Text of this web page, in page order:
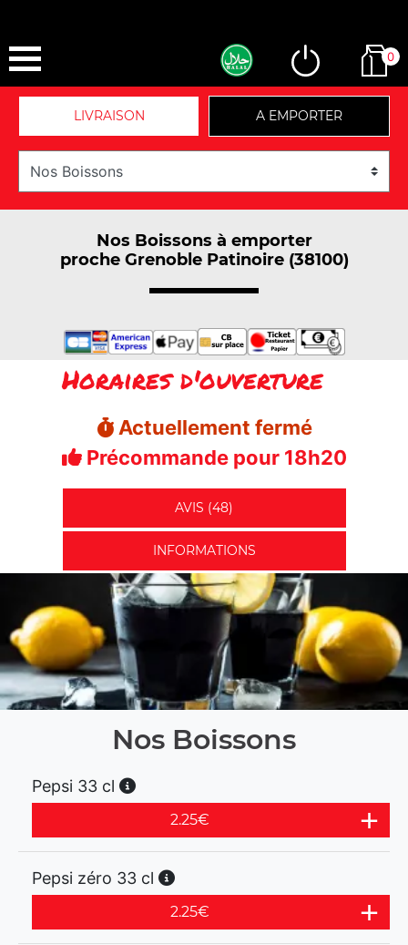
0
LIVRAISON A EMPORTER
Nos Boissons à emporter
proche Grenoble Patinoire (38100)
Horaires d'ouverture
Actuellement fermé
Précommande pour 18h20
AVIS (48)
INFORMATIONS
Nos Boissons
Pepsi 33 cl
2.25€
Pepsi zéro 33 cl
2.25€